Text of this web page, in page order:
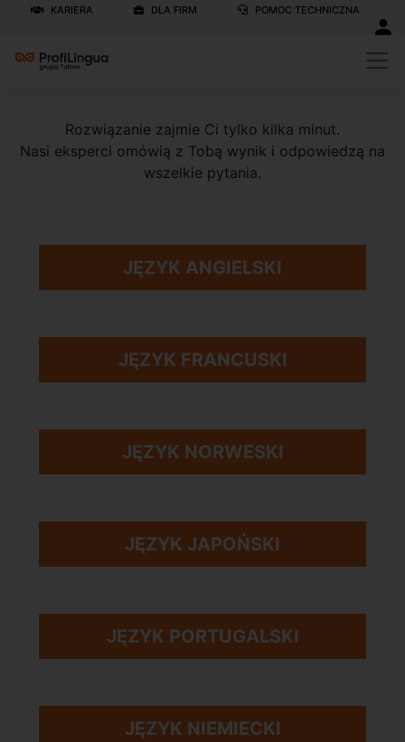
KARIERA DLA FIRM POMOC TECHNICZNA
Rozwiązanie zajmie Ci tylko kilka minut.
Nasi eksperci omówią z Tobą wynik i odpowiedzą na
wszelkie pytania.
JĘZYK ANGIELSKI
JĘZYK FRANCUSKI
JĘZYK NORWESKI
JĘZYK JAPOŃSKI
JĘZYK PORTUGALSKI
JĘZYK NIEMIECKI